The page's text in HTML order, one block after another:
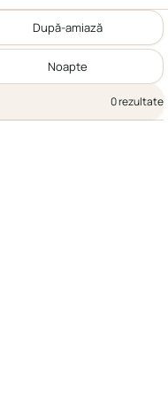
După-amiază
Noapte
0 rezultate